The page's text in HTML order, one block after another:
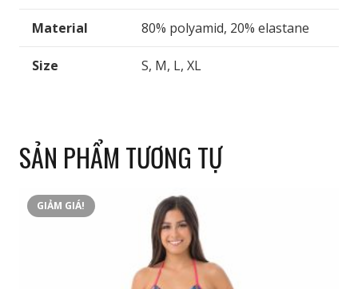
Material 80% polyamid, 20% elastane
Size S, M, L, XL
SẢN PHẨM TƯƠNG TỰ
GIẢM GIÁ!